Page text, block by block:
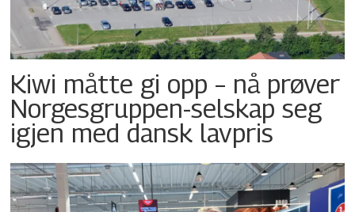
Kiwi måtte gi opp – nå prøver
Norgesgruppen-selskap seg
igjen med dansk lavpris